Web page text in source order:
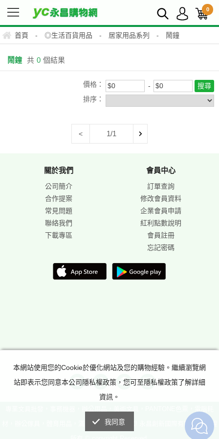
0
首頁 - ◎生活百貨用品 - 居家用品系列 - 鬧鐘
鬧鐘 共 0 個結果
價格：
排序：
< 1/1
關於我們
公司簡介
合作提案
常見問題
聯絡我們
下載專區
會員中心
訂單查詢
修改會員資料
企業會員申請
紅利點數說明
會員註冊
忘記密碼
材，辦公傢具，體育用品，滿足所有辦公室需求! 永昌創新國際有限公司 版權
本網站使用您的Cookie於優化網站及您的購物經驗。繼續瀏覽網
站即表示您同意本公司隱私權政策，您可至隱私權政策了解詳細
資訊。
我同意